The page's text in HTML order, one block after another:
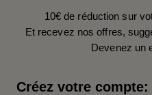
10€ de réduction sur
Et recevez nos offres,
Devenez un
Créez votre compte: